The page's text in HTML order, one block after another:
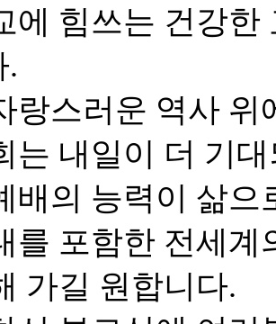
에 힘쓰는 건강한
.
랑스러운 역사
는 내일이 더 기
배의 능력이 삶으
를 포함한 전세
가길 원합니다.